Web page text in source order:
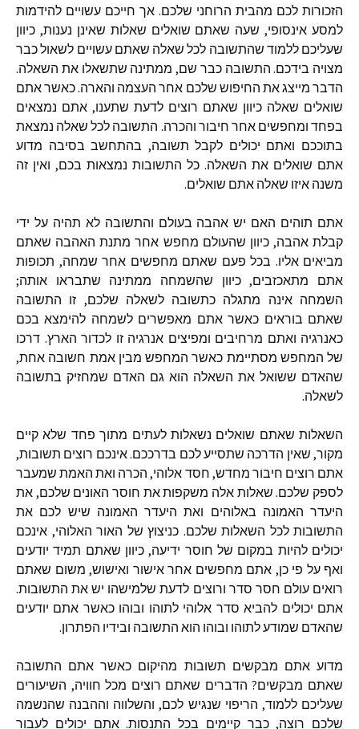
הזכורות לכם מהבית הרוחני שלכם. אך חייכם עשויים להידמות
למסע אינסופי, שעה שאתם שואלים שאלות שאינן נענות, כיוון
שעליכם ללמוד שהתשובה לכל שאלה שאתם עשויים לשאול כבר
מצויה בידכם. התשובה כבר שם, ממתינה שתשאלו את השאלה.
הדבר מייצג את החיפוש שלכם אחר העצמה והארה. כאשר אתם
שואלים שאלה כיוון שאתם רוצים לדעת שתענו, אתם נמצאים
בפחד ומחפשים אחר חיבור והכרה. התשובה לכל שאלה נמצאת
בתוככם ואתם יכולים לקבל תשובה, בהתחשב בסיבה מדוע
אתם שואלים את השאלה. כל התשובות נמצאות בכם, ואין זה
משנה איזו שאלה אתם שואלים.
אתם תוהים האם יש אהבה בעולם והתשובה לא תהיה על ידי
קבלת אהבה, כיוון שהעולם מחפש אחר מתנת האהבה שאתם
מביאים אליו. בכל פעם שאתם מחפשים אחר שמחה, תכופות
אתם מתאכזבים, כיוון שהשמחה ממתינה שתבראו אותה;
השמחה אינה מתגלה כתשובה לשאלה שלכם, זו התשובה
שאתם בוראים כאשר אתם מאפשרים לשמחה להימצא בכם
כאנרגיה ואתם מרחיבים ומפיצים אנרגיה זו לכדור הארץ. דרכו
של המחפש מסתיימת כאשר המחפש מבין אמת חשובה אחת,
שהאדם ששואל את השאלה הוא גם האדם שמחזיק בתשובה
לשאלה.
השאלות שאתם שואלים נשאלות לעתים מתוך פחד שלא קיים
מקור, שאין הדרכה שתסייע לכם בדרככם. אינכם רוצים תשובות,
אתם רוצים חיבור מחדש, חסד אלוהי, הכרה ואת האמת שמעבר
לספק שלכם. שאלות אלה משקפות את חוסר האונים שלכם, את
היעדר האמונה באלוהים ואת היעדר האמונה שיש לכם את
התשובות לכל השאלות שלכם. כניצוץ של האור האלוהי, אינכם
יכולים להיות במקום של חוסר ידיעה, כיוון שאתם תמיד יודעים
ואף על פי כן, אתם מחפשים אחר אישור ואישוש, משום שאתם
רואים עולם חסר סדר ורוצים לדעת שלמישהו יש את התשובות.
אתם יכולים להביא סדר אלוהי לתוהו ובוהו כאשר אתם יודעים
שהאדם שמודע לתוהו ובוהו הוא התשובה ובידיו הפתרון.
מדוע אתם מבקשים תשובות מהיקום כאשר אתם התשובה
שאתם מבקשים? הדברים שאתם רוצים מכל חוויה, השיעורים
שעליכם ללמוד, הריפוי שנגיש לכם, והשלווה וההבנה שהנשמה
שלכם רוצה, כבר קיימים בכל התנסות. אתם יכולים לעבור